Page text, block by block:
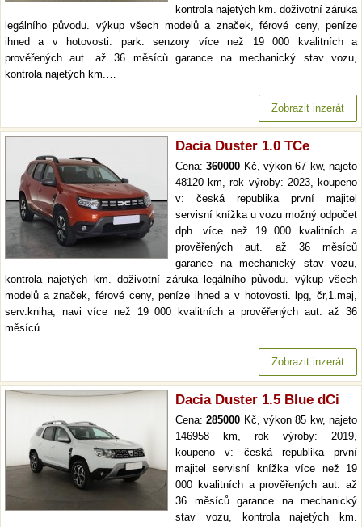
kontrola najetých km. doživotní záruka
legálního původu. výkup všech modelů a značek, férové ceny, peníze
ihned a v hotovosti. park. senzory více než 19 000 kvalitních a
prověřených aut. až 36 měsíců garance na mechanický stav vozu,
kontrola najetých km.…
Zobrazit inzerát
Dacia Duster 1.0 TCe
Cena:360000 Kč, výkon 67 kw, najeto
48120 km, rok výroby: 2023, koupeno
v: česká republika první majitel
servisní knížka u vozu možný odpočet
dph. více než 19 000 kvalitních a
prověřených aut. až 36 měsíců
garance na mechanický stav vozu,
kontrola najetých km. doživotní záruka legálního původu. výkup všech
modelů a značek, férové ceny, peníze ihned a v hotovosti. lpg, čr,1.maj,
serv.kniha, navi více než 19 000 kvalitních a prověřených aut. až 36
měsíců…
Zobrazit inzerát
Dacia Duster 1.5 Blue dCi
Cena:285000 Kč, výkon 85 kw, najeto
146958 km, rok výroby: 2019,
koupeno v: česká republika první
majitel servisní knížka více než 19
000 kvalitních a prověřených aut. až
36 měsíců garance na mechanický
stav vozu, kontrola najetých km.